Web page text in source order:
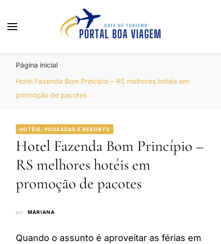
Página inicial
Hotel Fazenda Bom Princípio – RS melhores hotéis em
promoção de pacotes
HOTÉIS, POUSADAS E RESORTS
Hotel Fazenda Bom Princípio –
RS melhores hotéis em
promoção de pacotes
por MARIANA
Quando o assunto é aproveitar as férias em